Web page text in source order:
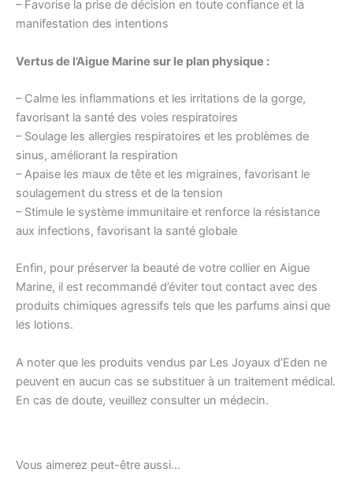
– Favorise la prise de décision en toute confiance et la
manifestation des intentions
Vertus de l’Aigue Marine sur le plan physique :
– Calme les inflammations et les irritations de la gorge,
favorisant la santé des voies respiratoires
– Soulage les allergies respiratoires et les problèmes de
sinus, améliorant la respiration
– Apaise les maux de tête et les migraines, favorisant le
soulagement du stress et de la tension
– Stimule le système immunitaire et renforce la résistance
aux infections, favorisant la santé globale
Enfin, pour préserver la beauté de votre collier en Aigue
Marine, il est recommandé d’éviter tout contact avec des
produits chimiques agressifs tels que les parfums ainsi que
les lotions.
A noter que les produits vendus par Les Joyaux d’Eden ne
peuvent en aucun cas se substituer à un traitement médical.
En cas de doute, veuillez consulter un médecin.
Vous aimerez peut-être aussi…